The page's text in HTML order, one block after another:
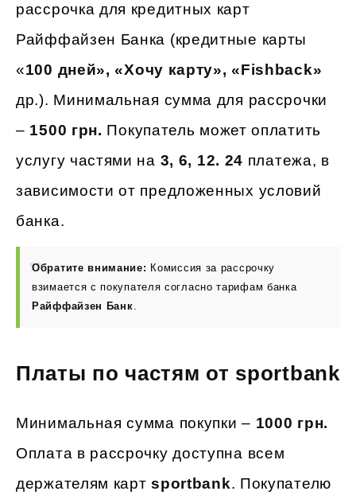
рассрочка для кредитных карт
Райффайзен Банка (кредитные карты
«100 дней», «Хочу карту», «Fishback»
др.). Минимальная сумма для рассрочки
– 1500 грн. Покупатель может оплатить
услугу частями на 3, 6, 12. 24 платежа, в
зависимости от предложенных условий
банка.
Обратите внимание: Комиссия за рассрочку
взимается с покупателя согласно тарифам банка
Райффайзен Банк
Платы по частям от sportbank
Минимальная сумма покупки – 1000 грн.
Оплата в рассрочку доступна всем
держателям картsportbank. Покупателю